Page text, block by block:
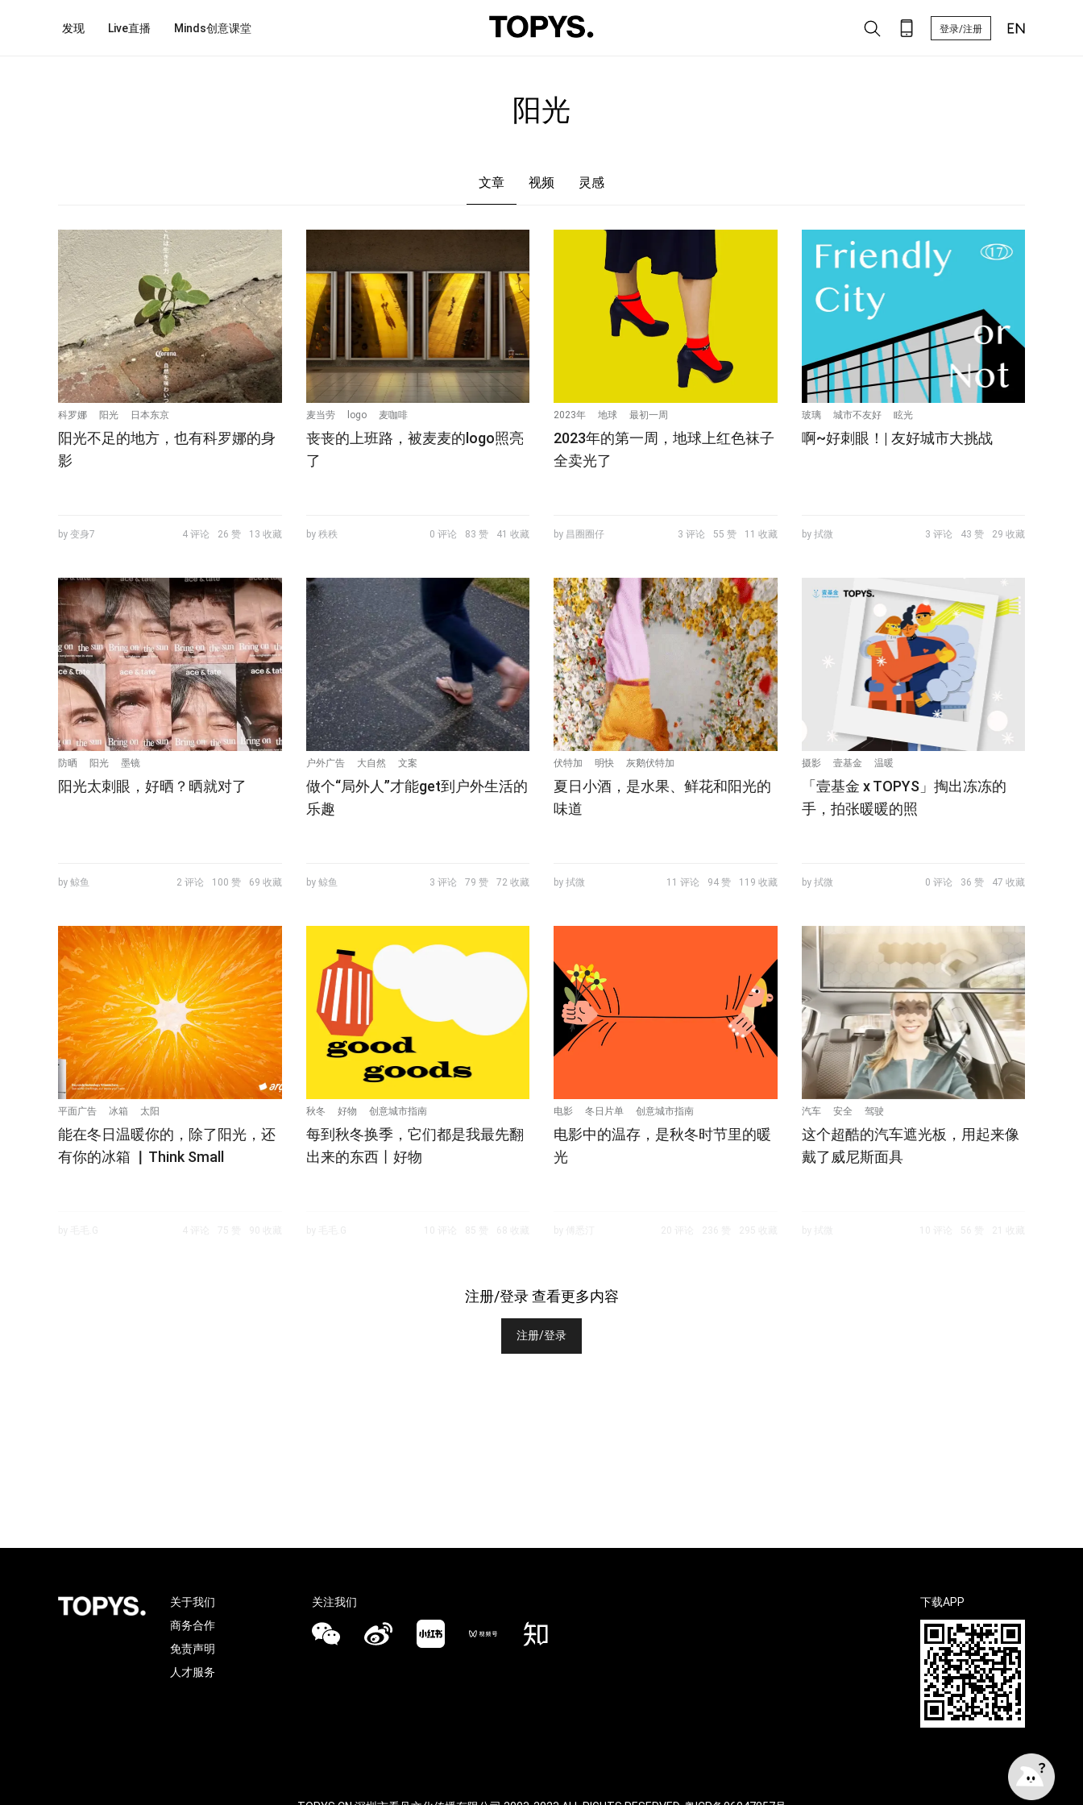
发现 Live直播 Minds创意课堂 登录/注册
文章 视频 灵感
科罗娜 阳光 日本东京
阳光不足的地方，也有科罗娜的身
影
by 变身7 4 评论 26 赞 13 收藏
麦当劳 logo 麦咖啡
丧丧的上班路，被麦麦的logo照亮
了
by 秩秩 0 评论 83 赞 41 收藏
2023年 地球 最初一周
2023年的第一周，地球上红色袜子
全卖光了
by 昌圈圈仔 3 评论 55 赞 11 收藏
玻璃 城市不友好 眩光
啊~好刺眼！| 友好城市大挑战
by 拭微 3 评论 43 赞 29 收藏
防晒 阳光 墨镜
阳光太刺眼，好晒？晒就对了
by 鲸鱼 2 评论 100 赞 69 收藏
户外广告 大自然 文案
做个“局外人”才能get到户外生活的
乐趣
by 鲸鱼 3 评论 79 赞 72 收藏
伏特加 明快 灰鹅伏特加
夏日小酒，是水果、鲜花和阳光的
味道
by 拭微 11 评论 94 赞 119 收藏
摄影 壹基金 温暖
「壹基金 x TOPYS」掏出冻冻的
手，拍张暖暖的照
by 拭微 0 评论 36 赞 47 收藏
平面广告 冰箱 太阳
能在冬日温暖你的，除了阳光，还
有你的冰箱 ▏Think Small
秋冬 好物 创意城市指南
每到秋冬换季，它们都是我最先翻
出来的东西丨好物
电影 冬日片单 创意城市指南
电影中的温存，是秋冬时节里的暖
光
汽车 安全 驾驶
这个超酷的汽车遮光板，用起来像
戴了威尼斯面具
注册/登录 查看更多内容
注册/登录
关于我们
商务合作
免责声明
人才服务
关注我们 下载APP